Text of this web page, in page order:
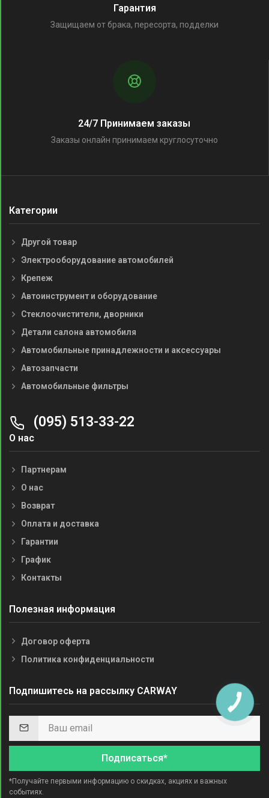
Гарантия
Защищаем от брака, пересорта, подделки
24/7 Принимаем заказы
Заказы онлайн принимаем круглосуточно
Категории
Другой товар
Электрооборудование автомобилей
Крепеж
Автоинструмент и оборудование
Стеклоочистители, дворники
Детали салона автомобиля
Автомобильные принадлежности и аксессуары
Автозапчасти
Автомобильные фильтры
(095) 513-33-22
О нас
Партнерам
О нас
Возврат
Оплата и доставка
Гарантии
График
Контакты
Полезная информация
Договор оферта
Политика конфиденциальности
Подпишитесь на рассылку CARWAY
Подписаться*
*Получайте первыми информацию о скидках, акциях и важных
событиях.